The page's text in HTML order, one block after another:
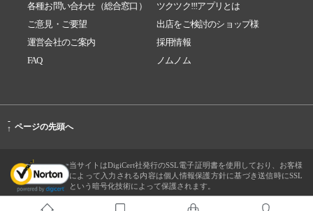
各種お問い合わせ（総合窓口）
ツクツク!!!アプリとは
ご意見・ご要望
出店をご検討のショップ様
運営会社のご案内
採用情報
FAQ
ノムノム
-
↑ ページの先頭へ
当サイトはDigiCert社発行のSSL電子証明書を使用しており、お客様
によって入力される内容は個人情報保護方針に基づき送信時にSSL
という暗号化技術によって保護されます。